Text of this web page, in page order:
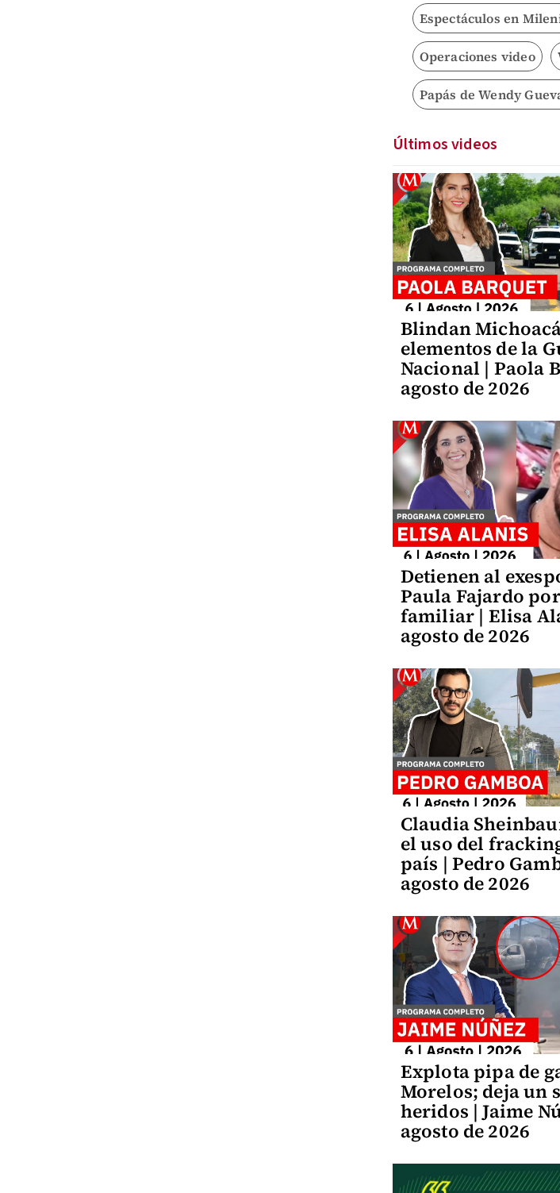
Espectáculos en
Operaciones video
Papás de Wendy
Últimos videos
Blindan
elementos de la
Nacional | Paola
agosto de 2026
Detienen al
Paula Fajardo
familiar | Elisa
agosto de 2026
Claudia
el uso del
país | Pedro
agosto de 2026
Explota pipa de
Morelos; deja un
heridos | Jaime
agosto de 2026